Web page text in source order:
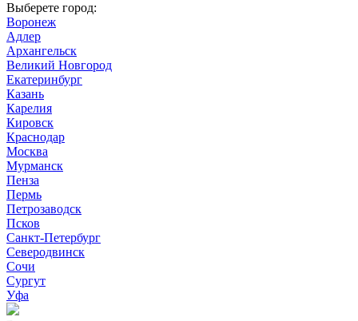
Выберете город:
Воронеж
Адлер
Архангельск
Великий Новгород
Екатеринбург
Казань
Карелия
Кировск
Краснодар
Москва
Мурманск
Пенза
Пермь
Петрозаводск
Псков
Санкт-Петербург
Северодвинск
Сочи
Сургут
Уфа